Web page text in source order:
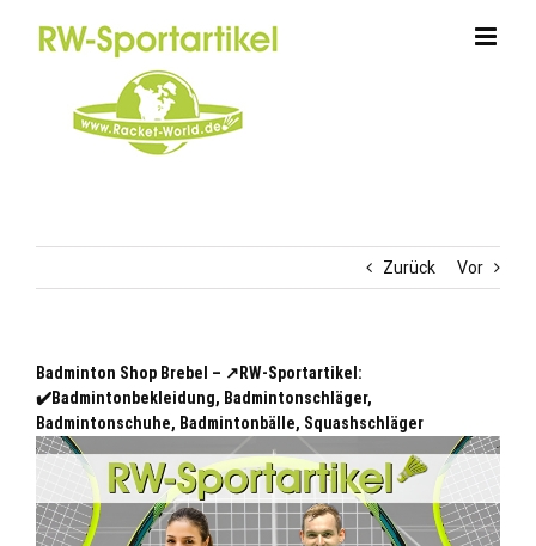
Zurück Vor
Badminton Shop Brebel – ↗️RW-Sportartikel:
✔️Badmintonbekleidung, Badmintonschläger,
Badmintonschuhe, Badmintonbälle, Squashschläger